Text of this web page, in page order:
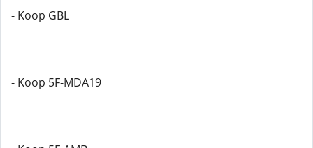
- Koop GBL
- Koop 5F-MDA19